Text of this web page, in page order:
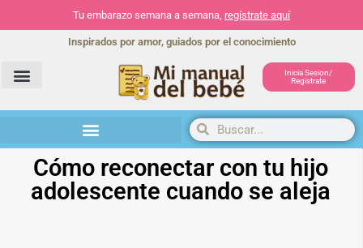
Tu embarazo semana a semana, regístrate aquí
Inspirados por amor, guiados por el conocimiento
Inicia Sesion/
Registrate
Cómo reconectar con tu hijo
adolescente cuando se aleja